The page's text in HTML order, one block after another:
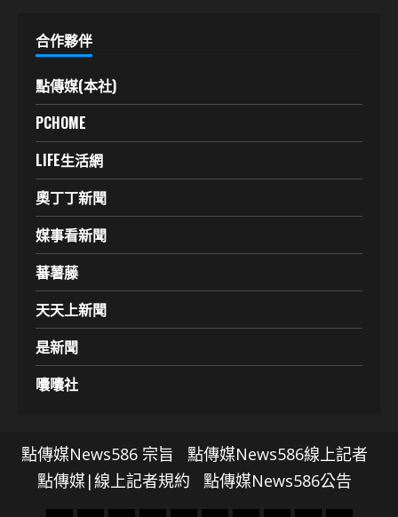
合作夥伴
點傳媒(本社)
PCHOME
LIFE生活網
奧丁丁新聞
媒事看新聞
蕃薯藤
天天上新聞
是新聞
囔囔社
點傳媒News586 宗旨
點傳媒News586線上記者
點傳媒|線上記者規約
點傳媒News586公告